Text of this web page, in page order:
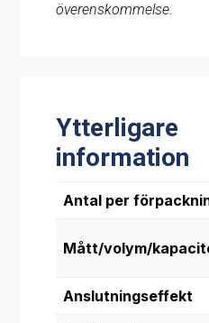
överenskommelse.
Ytterligare
information
Antal per
Mått/volym/
Anslutningseffekt